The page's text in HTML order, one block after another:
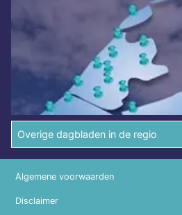
Overige dagbladen in de regio
Algemene voorwaarden
Disclaimer